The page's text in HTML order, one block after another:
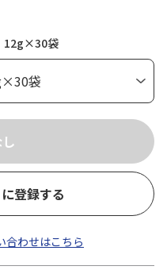
12g×30袋
登録する
合わせはこちら